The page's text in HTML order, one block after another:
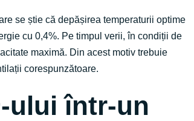
se știe că depășirea temperaturii optime
cu 0,4%. Pe timpul verii, în condiții de
maximă. Din acest motiv trebuie
corespunzătoare.
-ului într-un